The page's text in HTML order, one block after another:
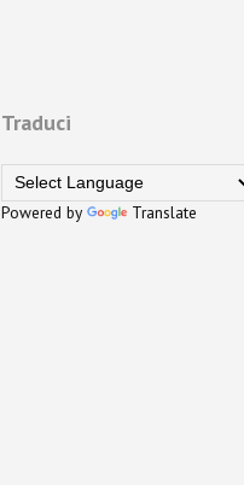
Traduci
Powered by Translate